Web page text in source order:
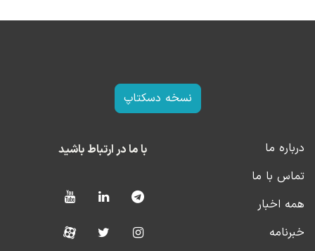
نسخه دسکتاپ
درباره ما
تماس با ما
همه اخبار
خبرنامه
با ما در ارتباط باشید